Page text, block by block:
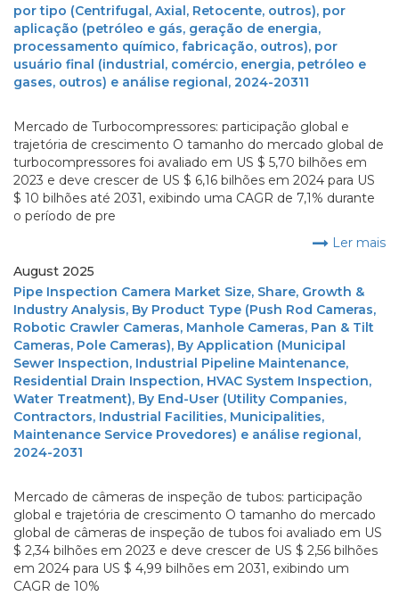
por tipo (Centrifugal, Axial, Retocente, outros), por
aplicação (petróleo e gás, geração de energia,
processamento químico, fabricação, outros), por
usuário final (industrial, comércio, energia, petróleo e
gases, outros) e análise regional, 2024-20311
Mercado de Turbocompressores: participação global e
trajetória de crescimento O tamanho do mercado global de
turbocompressores foi avaliado em US $ 5,70 bilhões em
2023 e deve crescer de US $ 6,16 bilhões em 2024 para US
$ 10 bilhões até 2031, exibindo uma CAGR de 7,1% durante
o período de pre
Ler mais
August 2025
Pipe Inspection Camera Market Size, Share, Growth &
Industry Analysis, By Product Type (Push Rod Cameras,
Robotic Crawler Cameras, Manhole Cameras, Pan & Tilt
Cameras, Pole Cameras), By Application (Municipal
Sewer Inspection, Industrial Pipeline Maintenance,
Residential Drain Inspection, HVAC System Inspection,
Water Treatment), By End-User (Utility Companies,
Contractors, Industrial Facilities, Municipalities,
Maintenance Service Provedores) e análise regional,
2024-2031
Mercado de câmeras de inspeção de tubos: participação
global e trajetória de crescimento O tamanho do mercado
global de câmeras de inspeção de tubos foi avaliado em US
$ 2,34 bilhões em 2023 e deve crescer de US $ 2,56 bilhões
em 2024 para US $ 4,99 bilhões em 2031, exibindo um
CAGR de 10%